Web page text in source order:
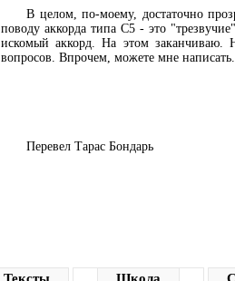
В целом, по-моему, достаточно
поводу аккорда типа С5 - это
искомый аккорд. На этом заканчиваю.
вопросов. Впрочем, можете мне написать.
Перевел Тарас Бондарь